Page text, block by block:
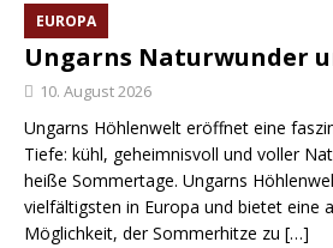
EUROPA
Ungarns Naturwunder
10. August 2026
Ungarns Höhlenwelt eröffnet eine
Tiefe: kühl, geheimnisvoll und voller
heiße Sommertage. Ungarns
vielfältigsten in Europa und bietet eine
Möglichkeit, der Sommerhitze zu […]